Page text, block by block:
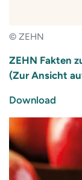
© ZEHN
ZEHN Fakten
(Zur Ansicht
Download